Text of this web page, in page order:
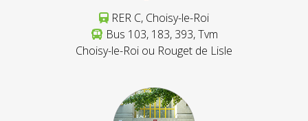
RER C, Choisy-le-Roi
Bus 103, 183, 393, Tvm
Choisy-le-Roi ou Rouget de Lisle